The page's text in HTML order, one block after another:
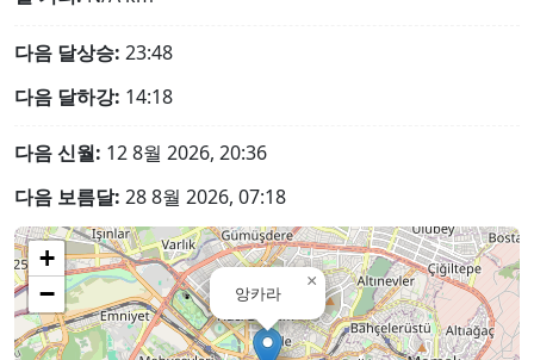
다음 달상승: 23:48
다음 달하강: 14:18
다음 신월: 12 8월 2026, 20:36
다음 보름달: 28 8월 2026, 07:18
앙카라
×
+
−